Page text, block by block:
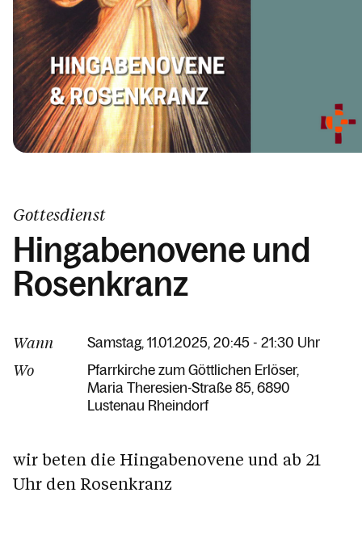
Kontakt
Gottesdienst
Hingabenovene und
Rosenkranz
Wann Samstag, 11.01.2025, 20:45 - 21:30 Uhr
Wo
Pfarrkirche zum Göttlichen Erlöser
Maria Theresien-Straße 85 6890
Lustenau Rheindorf
wir beten die Hingabenovene und ab 21
Uhr den Rosenkranz